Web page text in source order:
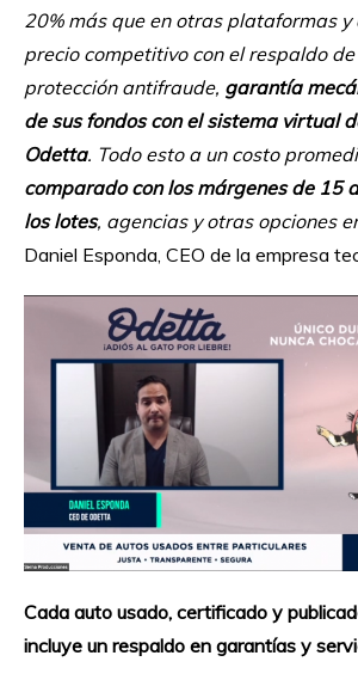
20% más que en otras plataformas
precio competitivo con el respaldo
protección antifraude, garantía
de sus fondos con el sistema virtual
Odetta. Todo esto a un costo
comparado con los márgenes de 15
los lotes, agencias y otras opciones
Daniel Esponda, CEO de la empresa
Cada auto usado, certificado y
incluye un respaldo en garantías y